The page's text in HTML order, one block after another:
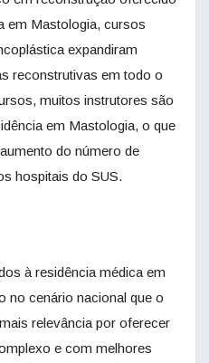
em Mastologia, cursos
expandiram
reconstrutivas em todo o
muitos instrutores são
em Mastologia, o que
do número de
hospitais do SUS.
à residência médica em
no cenário nacional que o
relevância por oferecer
e com melhores